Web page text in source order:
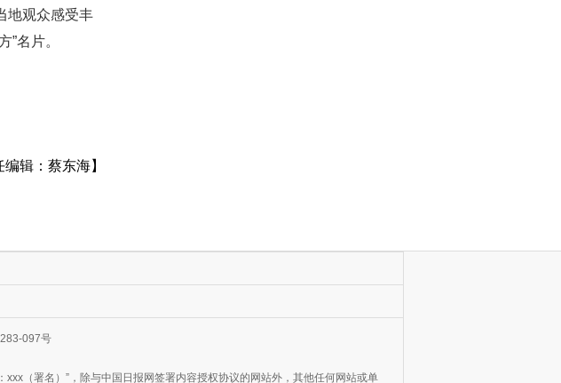
地观众感受丰
名片。
编辑：蔡东海】
097号
（署名）”，除与中国日报网签署内容授权协议的网站外，其他任何网站或单